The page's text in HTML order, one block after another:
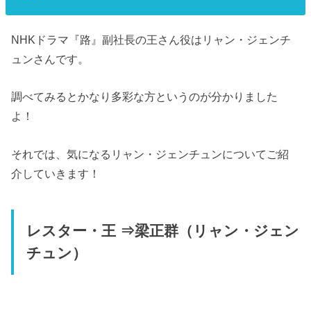
NHKドラマ『路』副社長の王さん役はリャン・ジェンチ
ュンさんです。
調べてみるとかなり多彩な方というのが分かりました
よ！
それでは、気になるリャン・ジェンチュンについてご紹
介していきます！
レスター・王 ⇒梁正群（リャン・ジェン
チュン）